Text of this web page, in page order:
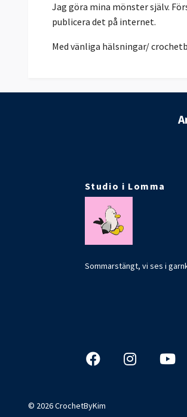
Jag göra mina mönster själv.
publicera det på internet.
Med vänliga hälsningar/
Studio i Lomma
Sommarstängt, vi ses i
© 2026 CrochetByKim